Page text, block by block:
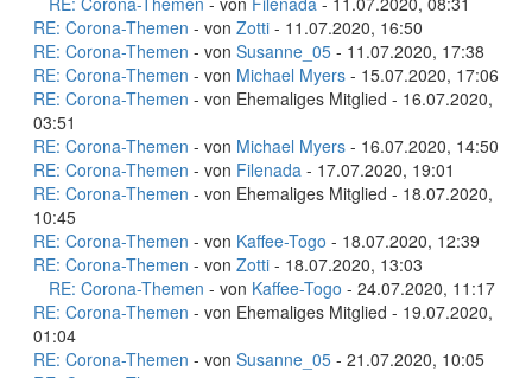
RE: Corona-Themen - von Zotti - 11.07.2020, 16:50
RE: Corona-Themen - von Susanne_05 - 11.07.2020, 17:38
RE: Corona-Themen - von Michael Myers - 15.07.2020, 17:06
RE: Corona-Themen - von Ehemaliges Mitglied - 16.07.2020,
03:51
RE: Corona-Themen - von Michael Myers - 16.07.2020, 14:50
RE: Corona-Themen - von Filenada - 17.07.2020, 19:01
RE: Corona-Themen - von Ehemaliges Mitglied - 18.07.2020,
10:45
RE: Corona-Themen - von Kaffee-Togo - 18.07.2020, 12:39
RE: Corona-Themen - von Zotti - 18.07.2020, 13:03
RE: Corona-Themen - von Kaffee-Togo - 24.07.2020, 11:17
RE: Corona-Themen - von Ehemaliges Mitglied - 19.07.2020,
01:04
RE: Corona-Themen - von Susanne_05 - 21.07.2020, 10:05